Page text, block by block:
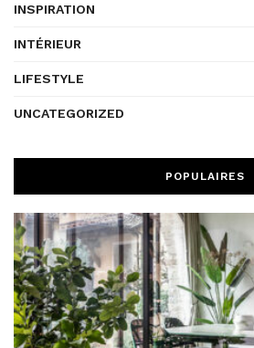
INSPIRATION
INTÉRIEUR
LIFESTYLE
UNCATEGORIZED
POPULAIRES